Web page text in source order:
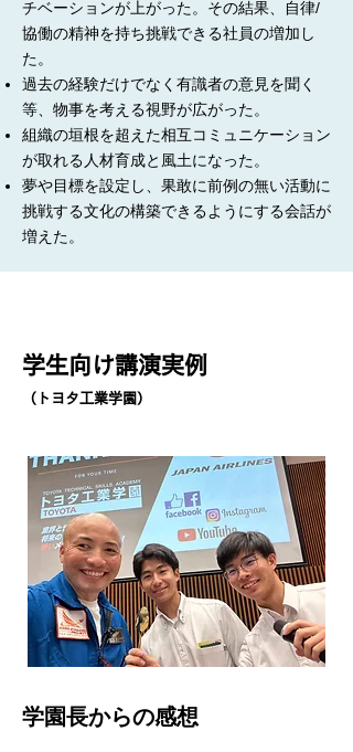
チベーションが上がった。その結果、自律/
協働の精神を持ち挑戦できる社員の増加し
た。
過去の経験だけでなく有識者の意見を聞く
等、物事を考える視野が広がった。
組織の垣根を超えた相互コミュニケーション
が取れる人材育成と風土になった。
夢や目標を設定し、果敢に前例の無い活動に
挑戦する文化の構築できるようにする会話が
増えた。
​学生向け講演実例
（トヨタ工業学園）
学園長からの感想